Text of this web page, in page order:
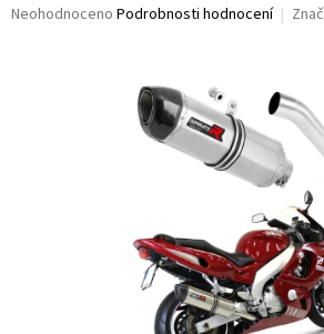
Průměrné
Neohodnoceno Podrobnosti hodnocení